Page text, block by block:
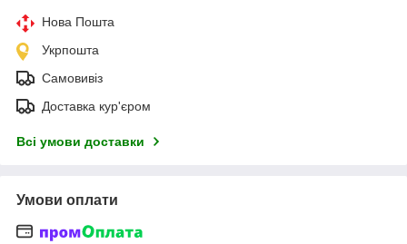
Нова Пошта
Укрпошта
Самовивіз
Доставка кур'єром
Всі умови доставки
Умови оплати